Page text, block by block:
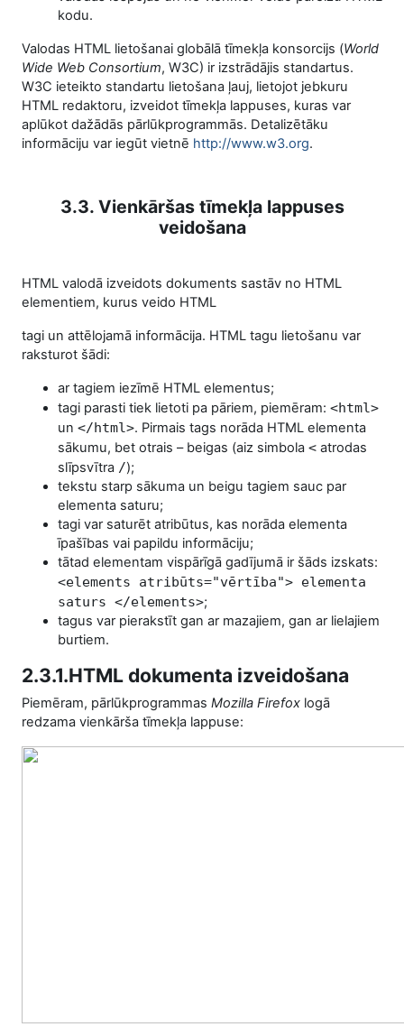
kodu.
Valodas HTML lietošanai globālā tīmekļa konsorcijs (World
Wide Web Consortium, W3C) ir izstrādājis standartus.
W3C ieteikto standartu lietošana ļauj, lietojot jebkuru
HTML redaktoru, izveidot tīmekļa lappuses, kuras var
aplūkot dažādās pārlūkprogrammās. Detalizētāku
informāciju var iegūt vietnē http://www.w3.org.
3.3. Vienkāršas tīmekļa lappuses
veidošana
HTML valodā izveidots dokuments sastāv no HTML
elementiem, kurus veido HTML
tagi un attēlojamā informācija. HTML tagu lietošanu var
raksturot šādi:
ar tagiem iezīmē HTML elementus;
tagi parasti tiek lietoti pa pāriem, piemēram: <html>
un </html>. Pirmais tags norāda HTML elementa
sākumu, bet otrais – beigas (aiz simbola < atrodas
slīpsvītra /);
tekstu starp sākuma un beigu tagiem sauc par
elementa saturu;
tagi var saturēt atribūtus, kas norāda elementa
īpašības vai papildu informāciju;
tātad elementam vispārīgā gadījumā ir šāds izskats:
<elements atribūts="vērtība"> elementa
saturs </elements>;
tagus var pierakstīt gan ar mazajiem, gan ar lielajiem
burtiem.
2.3.1.HTML dokumenta izveidošana
Piemēram, pārlūkprogrammas Mozilla Firefox logā
redzama vienkārša tīmekļa lappuse: